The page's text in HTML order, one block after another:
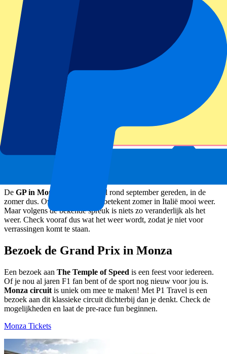
De GP in Monza
wordt meestal rond september gereden, in de
zomer dus. Over het algemeen betekent zomer in Italië mooi weer.
Maar volgens de bekende spreuk is niets zo veranderlijk als het
weer. Check vooraf dus wat het weer wordt, zodat je niet voor
verrassingen komt te staan.
Bezoek de Grand Prix in Monza
Een bezoek aan The Temple of Speed is een feest voor iedereen.
Of je nou al jaren F1 fan bent of de sport nog nieuw voor jou is.
Monza circuit is uniek om mee te maken! Met P1 Travel is een
bezoek aan dit klassieke circuit dichterbij dan je denkt. Check de
mogelijkheden en laat de pre-race fun beginnen.
Monza Tickets